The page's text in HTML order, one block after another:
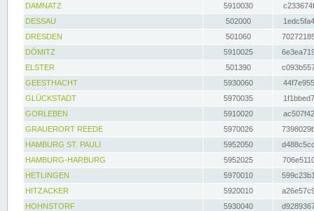
DAMNATZ
5910030
DESSAU
502000
DRESDEN
501060
DÖMITZ
5910025
ELSTER
501390
GEESTHACHT
5930060
GLÜCKSTADT
5970035
GORLEBEN
5910020
GRAUERORT REEDE
5970026
HAMBURG ST. PAULI
5952050
HAMBURG-HARBURG
5952025
HETLINGEN
5970010
HITZACKER
5920010
HOHNSTORF
5930040